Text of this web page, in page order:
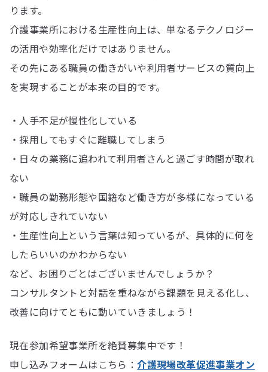
ります。
介護事業所における生産性向上は、単なるテクノロジー
の活用や効率化だけではありません。
その先にある職員の働きがいや利用者サービスの質向上
を実現することが本来の目的です。
・人手不足が慢性化している
・採用してもすぐに離職してしまう
・日々の業務に追われて利用者さんと過ごす時間が取れ
ない
・職員の勤務形態や国籍など働き方が多様になっている
が対応しきれていない
・生産性向上という言葉は知っているが、具体的に何を
したらいいのかわからない
など、お困りごとはございませんでしょうか？
コンサルタントと対話を重ねながら課題を見える化し、
改善に向けてともに動いていきましょう！
現在参加希望事業所を絶賛募集中です！
申し込みフォームはこちら：介護現場改革促進事業オン